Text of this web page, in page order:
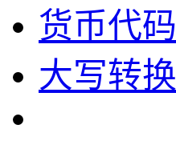
货币代码
大写转换